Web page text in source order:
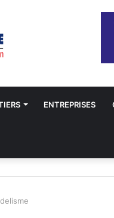
ENTREPRISES